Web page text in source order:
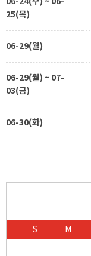
25(목)
06-29(월)
06-29(월) ~ 07-
03(금)
06-30(화)
S M